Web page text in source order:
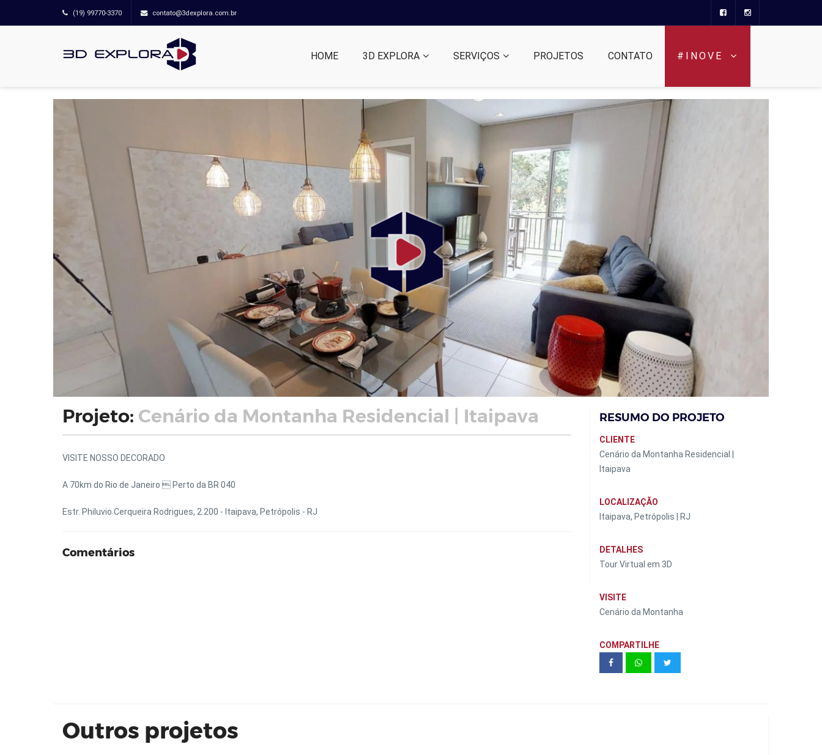
(19) 99770-3370 contato@3dexplora.com.br
HOME 3D EXPLORA SERVIÇOS PROJETOS CONTATO #INOVE
Projeto: Cenário da Montanha Residencial | Itaipava
VISITE NOSSO DECORADO
A 70km do Rio de Janeiro  Perto da BR 040
Estr. Philuvio Cerqueira Rodrigues, 2.200 - Itaipava, Petrópolis - RJ
Comentários
RESUMO DO PROJETO
CLIENTE
Cenário da Montanha Residencial |
Itaipava
LOCALIZAÇÃO
Itaipava, Petrópolis | RJ
DETALHES
Tour Virtual em 3D
VISITE
Cenário da Montanha
COMPARTILHE
Outros projetos
America Exclusive Residence